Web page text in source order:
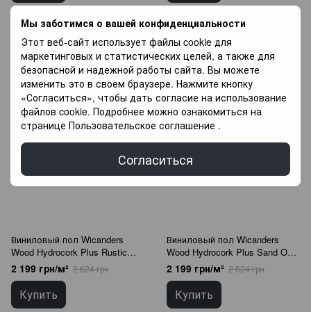
Мы заботимся о вашей конфиденциальности
Этот веб-сайт использует файлы cookie для
маркетинговых и статистических целей, а также для
безопасной и надежной работы сайта. Вы можете
изменить это в своем браузере. Нажмите кнопку
«Согласиться», чтобы дать согласие на использование
файлов cookie. Подробнее можно ознакомиться на
странице Пользовательское соглашение .
Согласиться
Бренд
Wicanders
Страна
производитель
Португали
я
Бренд
Страна
производитель
я
РАСПРОДАЖА
−16%
ТОВАР В НАЛИЧИИ
Виниловый пол Wicanders
Wood Hydrocork Plus Rustic
Grey Oak B5WV001
2 199 грн/м² 2 624 грн
Купить
РАСПРОДАЖА
−16%
ТОВАР В НАЛИЧИИ
Виниловый пол Wicanders
Wood Hydrocork Plus Sand Oak
B5R1002
2 199 грн/м² 2 624 грн
Купить